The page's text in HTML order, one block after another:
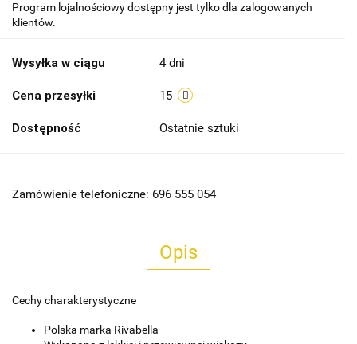
Program lojalnościowy dostępny jest tylko dla zalogowanych
klientów.
Wysyłka w ciągu 4 dni
Cena przesyłki 15
Dostępność Ostatnie sztuki
Zamówienie telefoniczne: 696 555 054
Opis
Cechy charakterystyczne
Polska marka Rivabella